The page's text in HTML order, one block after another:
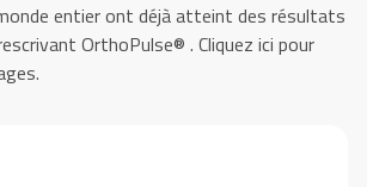
entier ont déjà atteint des résultats
OrthoPulse® . Cliquez ici pour